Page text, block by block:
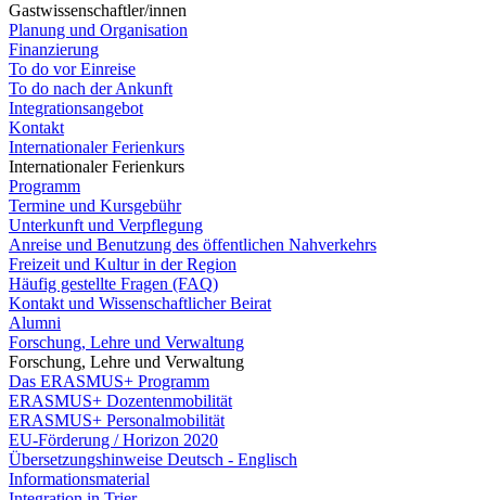
Gastwissenschaftler/innen
Planung und Organisation
Finanzierung
To do vor Einreise
To do nach der Ankunft
Integrationsangebot
Kontakt
Internationaler Ferienkurs
Internationaler Ferienkurs
Programm
Termine und Kursgebühr
Unterkunft und Verpflegung
Anreise und Benutzung des öffentlichen Nahverkehrs
Freizeit und Kultur in der Region
Häufig gestellte Fragen (FAQ)
Kontakt und Wissenschaftlicher Beirat
Alumni
Forschung, Lehre und Verwaltung
Forschung, Lehre und Verwaltung
Das ERASMUS+ Programm
ERASMUS+ Dozentenmobilität
ERASMUS+ Personalmobilität
EU-Förderung / Horizon 2020
Übersetzungshinweise Deutsch - Englisch
Informationsmaterial